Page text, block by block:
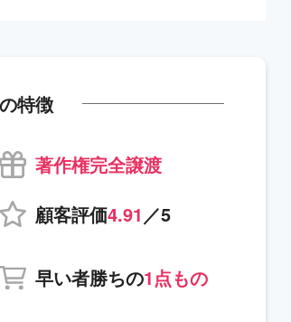
特徴
著作権完全譲渡
顧客評価4.91 ／5
早い者勝ちの1点もの